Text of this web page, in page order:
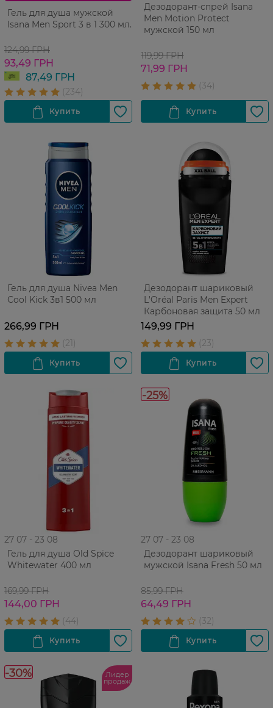
Гель для душа мужской
Isana Men Sport 3 в 1 300 мл.
124,99 ГРН
93,49 ГРН
87,49 ГРН
Дезодорант-спрей Isana
Men Motion Protect
мужской 150 мл
119,99 ГРН
71,99 ГРН
Гель для душа Nivea Men
Сool Kick 3в1 500 мл
266,99 ГРН
Дезодорант шариковый
L'Oréal Paris Men Expert
Карбоновая защита 50 мл
149,99 ГРН
27 07 - 23 08
Гель для душа Old Spice
Whitewater 400 мл
169,99 ГРН
144,00 ГРН
-25%
27 07 - 23 08
Дезодорант шариковый
мужской Isana Fresh 50 мл
85,99 ГРН
64,49 ГРН
-30% Лидер
продаж